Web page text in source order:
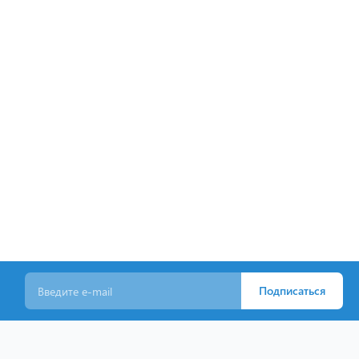
Подписаться